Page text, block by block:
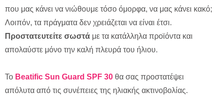
που μας κάνει να νιώθουμε τόσο όμορφα, να μας κάνει κακό;
Λοιπόν, τα πράγματα δεν χρειάζεται να είναι έτσι.
Προστατευτείτε σωστά με τα κατάλληλα προϊόντα και
απολαύστε μόνο την καλή πλευρά του ήλιου.
Το Beatific Sun Guard SPF 30 θα σας προστατέψει
απόλυτα από τις συνέπειες της ηλιακής ακτινοβολίας.